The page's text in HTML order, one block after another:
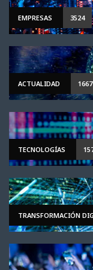
EMPRESAS 3524
ACTUALIDAD 1667
TECNOLOGÍAS
TRANSFORMACIÓN